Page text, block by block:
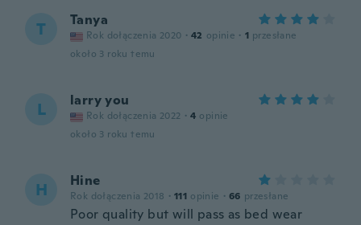
T Tanya
Rok dołączenia 2020 · 42 opinie · 1 przesłane
około 3 roku temu
L larry you
Rok dołączenia 2022 · 4 opinie
około 3 roku temu
H Hine
Rok dołączenia 2018 · 111 opinie · 66 przesłane
Poor quality but will pass as bed wear